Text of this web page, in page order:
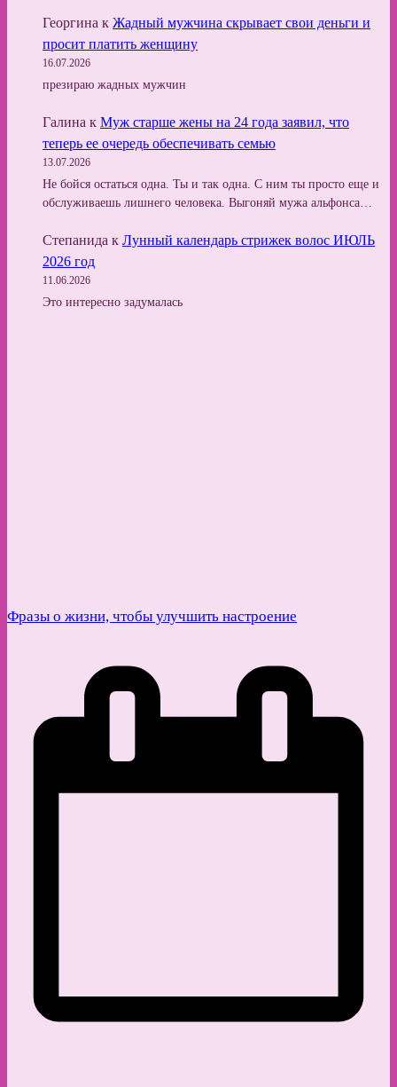
Георгина к Жадный мужчина скрывает свои деньги и
просит платить женщину
16.07.2026
презираю жадных мужчин
Галина к Муж старше жены на 24 года заявил, что
теперь ее очередь обеспечивать семью
13.07.2026
Не бойся остаться одна. Ты и так одна. С ним ты просто еще и
обслуживаешь лишнего человека. Выгоняй мужа альфонса…
Степанида к Лунный календарь стрижек волос ИЮЛЬ
2026 год
11.06.2026
Это интересно задумалась
Фразы о жизни, чтобы улучшить настроение